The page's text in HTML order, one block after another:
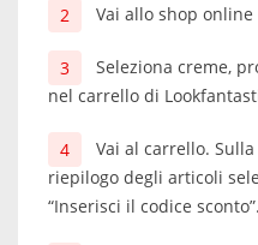
Vai allo shop
Seleziona creme,
nel carrello di
Vai al carrello.
riepilogo degli articoli
“Inserisci il codice sconto”.